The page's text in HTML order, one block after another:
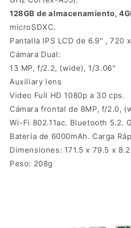
128GB de almacenamiento,
microSDXC.
Pantalla IPS LCD de 6.9" , 720
Cámara Dual:
13 MP, f/2.2, (wide), 1/3.06"
Auxiliary lens
Video Full HD 1080p a 30 cps.
Cámara frontal de 8MP, f/2.0,
Wi-Fi 802.11ac. Bluetooth 5.2.
Batería de 6000mAh. Carga
Dimensiones: 171.5 x 79.5 x
Peso: 208g